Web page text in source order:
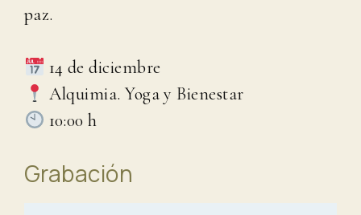
paz.
14 de diciembre
Alquimia. Yoga y Bienestar
10:00 h
Grabación